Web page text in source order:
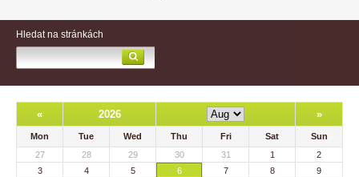
Hledat na stránkách
« 2026 »
Mon Tue Wed Thu Fri Sat
Sun
27
28 29 30 31 1
2
3
4 5 6 7 8
9